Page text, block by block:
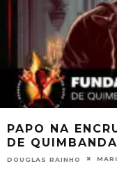
PAPO NA
DE
DOUGLAS RAINHO